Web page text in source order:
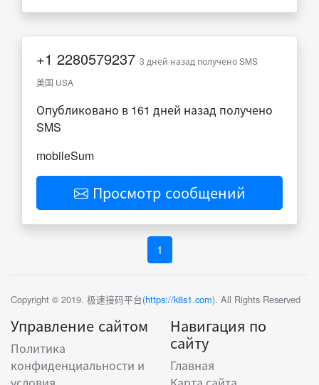
+1 2280579237 3 дней назад получено SMS
美国 USA
Опубликовано в 161 дней назад получено
SMS
mobileSum
Просмотр сообщений
1
Copyright © 2019. 极速接码平台(https://k8s1.com). All Rights Reserved
Управление сайтом
Политика
конфиденциальности и
Навигация по
сайту
Главная